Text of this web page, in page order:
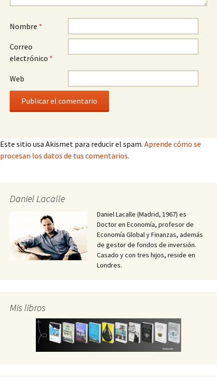
Nombre *
Correo
electrónico *
Web
Este sitio usa Akismet para reducir el spam. Aprende cómo se
procesan los datos de tus comentarios.
Daniel Lacalle
Daniel Lacalle (Madrid, 1967) es
Doctor en Economía, profesor de
Economía Global y Finanzas, además
de gestor de fondos de inversión.
Casado y con tres hijos, reside en
Londres.
Mis libros